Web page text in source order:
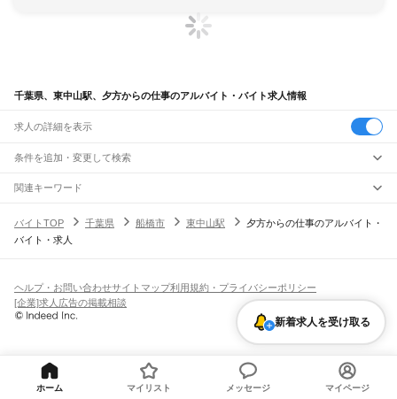
千葉県、東中山駅、夕方からの仕事のアルバイト・バイト求人情報
求人の詳細を表示
条件を追加・変更して検索
市区町村を追加・変更
千葉県すべて
千葉市
旭市習志野市柏市勝浦市市原市流山市八千代市我孫子市鴨川市鎌ケ谷市
君津市富津市浦安市 印西市
匝瑳市香取市 香取郡山武郡長生郡夷隅郡
駅を追加・変更
JR中央・総武線
市川駅本八幡駅下総中山駅 東船橋駅津田沼駅幕張本郷駅幕張駅
新検見川駅
南酒々井駅
日向駅 横芝駅飯倉駅 干潟駅
飯岡駅倉橋駅 松岸駅 銚子駅
職種を追加・変更
飲食・フードサービスすべて
ホールスタッフキッチンスタッフ 精肉・鮮魚加工給食調理
パン屋（ベーカリー）
バー（BAR）・バーテンダー
飲食店（店長・マネージャー）
テレフォンアポインター（テレアポ） ルートセールス
フードカウンター販売員アパレル
家電量販店・携帯販売（携帯ショップ）
人気
日払いOK高校生歓迎 髪型・髪色自由ひげOK ネイルOK
留学生・外国人活躍中
単発・1日OK
期間限定（春夏冬休み等）
シフト
土日祝のみOK
平日のみOK 週1日からOK 週2・3日からOK 週4日以上OK
雇用形態を追加・変更
契約社員
派遣社員
業務委託
関連キーワード
バイトTOP
千葉県 船橋市 東中山駅
夕方からの仕事のアルバイト・
バイト・求人
新着求人を受け取る
ヘルプ・お問い合わせサイトマップ利用規約・プライバシーポリシー
[企業]求人広告の掲載相談
ホーム マイリスト メッセージ マイページ